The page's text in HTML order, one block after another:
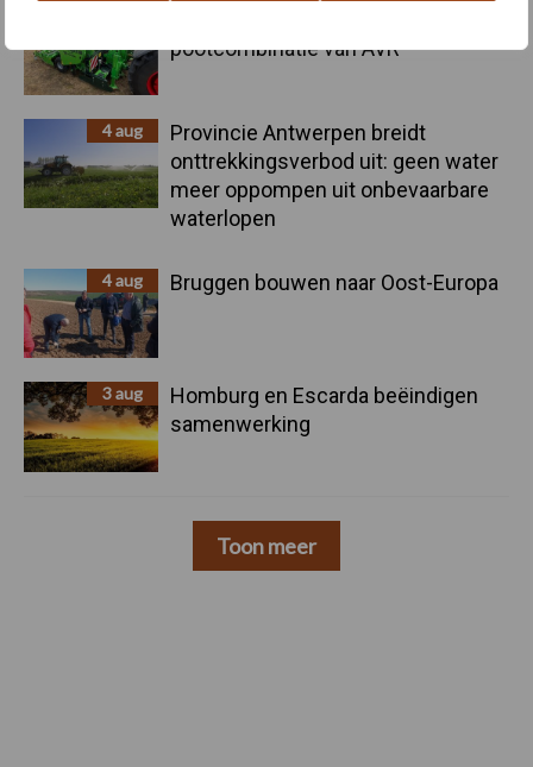
pootcombinatie van AVR
4 aug
Provincie Antwerpen breidt
onttrekkingsverbod uit: geen water
meer oppompen uit onbevaarbare
waterlopen
4 aug Bruggen bouwen naar Oost-Europa
3 aug
Homburg en Escarda beëindigen
samenwerking
Toon meer